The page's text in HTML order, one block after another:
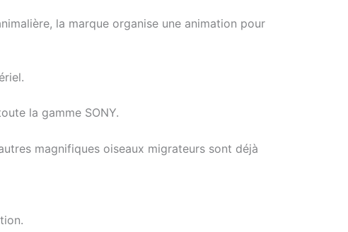
la marque organise une animation pour
la gamme SONY.
magnifiques oiseaux migrateurs sont déjà